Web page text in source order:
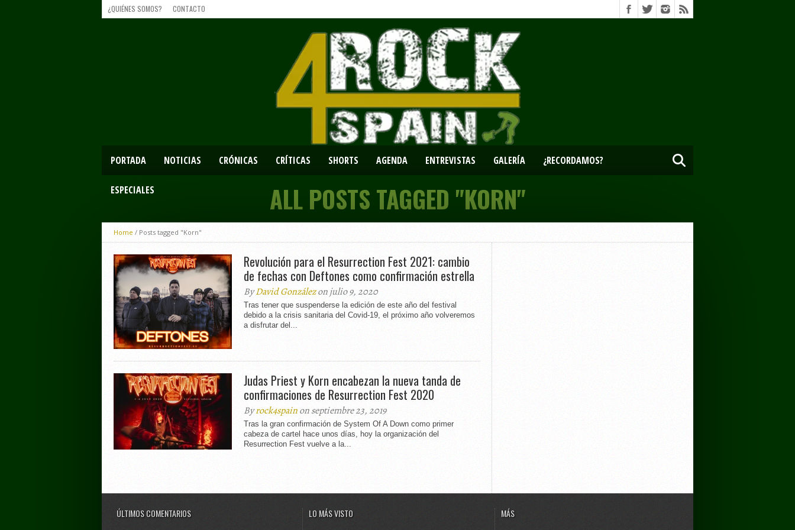
¿QUIÉNES SOMOS? CONTACTO
PORTADA NOTICIAS CRÓNICAS CRÍTICAS SHORTS AGENDA ENTREVISTAS GALERÍA ¿RECORDAMOS?
ESPECIALES ALL POSTS TAGGED "KORN"
Home / Posts tagged "Korn"
Revolución para el Resurrection Fest 2021: cambio
de fechas con Deftones como confirmación estrella
ByDavid Gonzálezon julio 9, 2020
Tras tener que suspenderse la edición de este año del festival
debido a la crisis sanitaria del Covid-19, el próximo año volveremos
a disfrutar del...
Judas Priest y Korn encabezan la nueva tanda de
confirmaciones de Resurrection Fest 2020
Byrock4spainon septiembre 23, 2019
Tras la gran confirmación de System Of A Down como primer
cabeza de cartel hace unos días, hoy la organización del
Resurrection Fest vuelve a la...
ÚLTIMOS COMENTARIOS LO MÁS VISTO MÁS